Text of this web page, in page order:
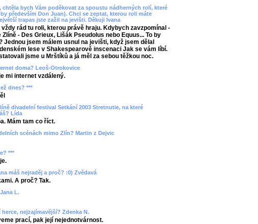
chtěla bych Vám poděkovat za spoustu nádherných rolí, které
především Don Juan). Chci se zeptat, kterou roli máte
trapas jste zažil na jevišti. Děkuji Ivana
rád tu roli, kterou právě hraju. Kdybych zavzpomínal -
- Des Grieux, Lišák Pseudolus nebo Equus... To by
Jednou jsem málem usnul na jevišti, když jsem dělal
lese v Shakespearově inscenaci Jak se vám líbí.
jsme u Mrštíků a já měl za sebou těžkou noc.
doma? Leoš-Otrokovice
mi internet vzdálený.
dnes? ***
divadelní festival Setkání 2003 Stretnutie, na které
Lída
Mám tam co říct.
scénách mimo Zlín? Martin z Dejvic
***
máš nejraděj a proč? :0) Zvědavá
A proč? Tak.
L.
nejzajímavější? Zdenka N.
prací, pak její nejednotvárnost.